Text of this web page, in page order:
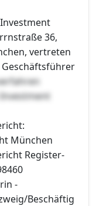
36,
vertreten
München
Register-
-
Beschäftig